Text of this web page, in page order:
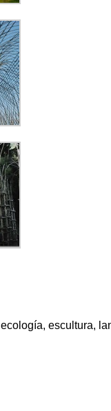
ecología, escultura,